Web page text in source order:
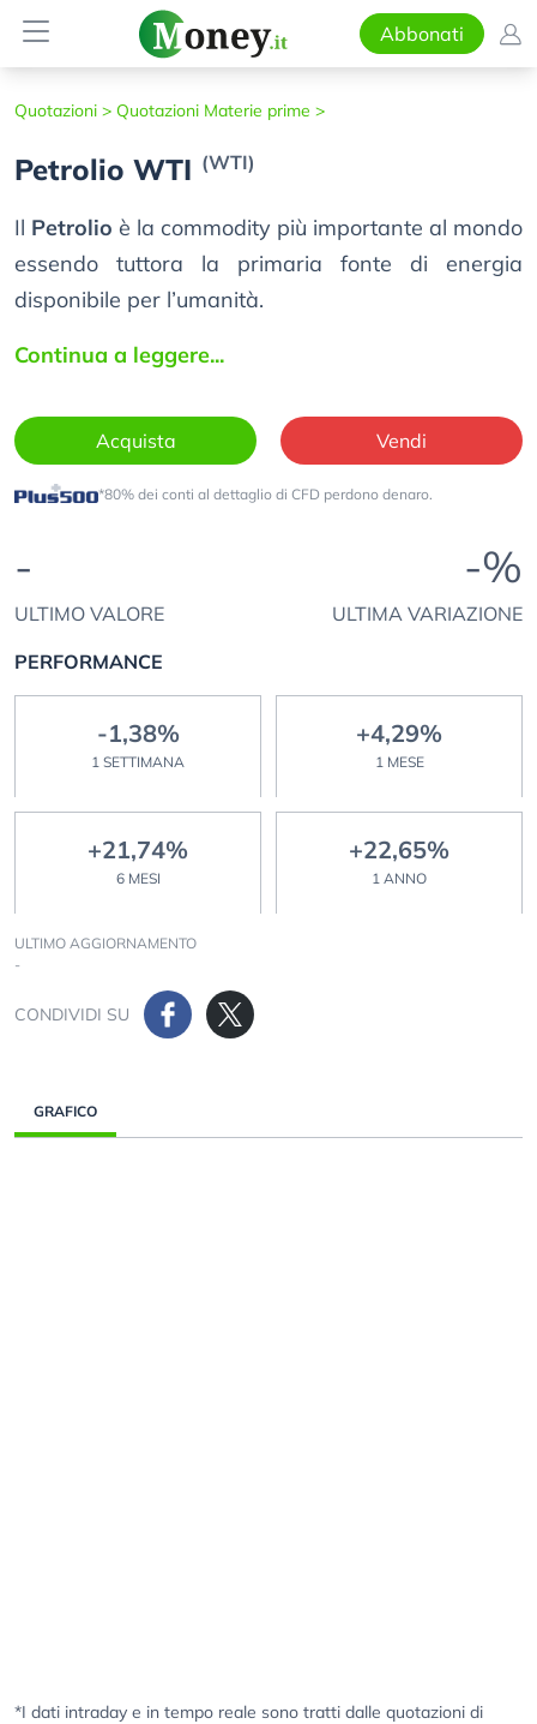
Abbonati
Quotazioni > Quotazioni Materie prime >
Petrolio WTI (WTI)
Il Petrolio è la commodity più importante al mondo
essendo tuttora la primaria fonte di energia
disponibile per l’umanità.
Continua a leggere...
Acquista Vendi
*80% dei conti al dettaglio di CFD perdono denaro.
-
ULTIMO VALORE
-%
ULTIMA VARIAZIONE
PERFORMANCE
-1,38%
1 SETTIMANA
+4,29%
1 MESE
+21,74%
6 MESI
+22,65%
1 ANNO
ULTIMO AGGIORNAMENTO
-
CONDIVIDI SU
GRAFICO
*I dati intraday e in tempo reale sono tratti dalle quotazioni di